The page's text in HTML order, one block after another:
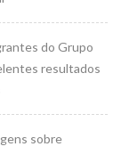
do Grupo
resultados
sobre